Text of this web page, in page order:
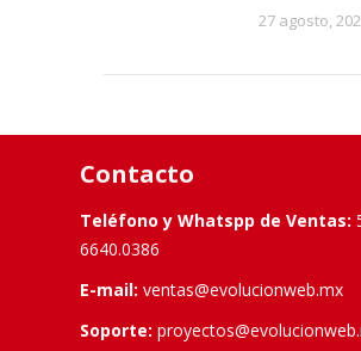
27 agosto,
Contacto
Teléfono y Whatspp de Ventas:
6640.0386
E-mail: ventas@evolucionweb.mx
Soporte: